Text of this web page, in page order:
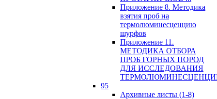
Приложение 8. Методика
взятия проб на
термолюминесценцию
шурфов
Приложение 11.
МЕТОДИКА ОТБОРА
ПРОБ ГОРНЫХ ПОРОД
ДЛЯ ИССЛЕДОВАНИЯ
95
Архивные листы (1-8)